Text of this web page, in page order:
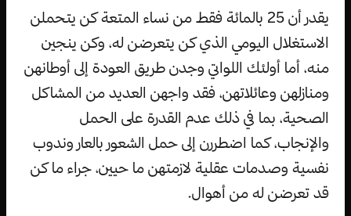
يقدر أن 25 بالمائة فقط من نساء المتعة كن يتحملن
الاستغلال اليومي الذي كن يتعرضن له، وكن ينجين
منه، أما أولئك اللواتي وجدن طريق العودة إلى أوطانهن
ومنازلهن وعائلاتهن، فقد واجهن العديد من المشاكل
الصحية، بما في ذلك عدم القدرة على الحمل
والإنجاب، كما اضطررن إلى حمل الشعور بالعار وندوب
نفسية وصدمات عقلية لازمتهن ما حيين، جراء ما كن
قد تعرضن له من أهوال.